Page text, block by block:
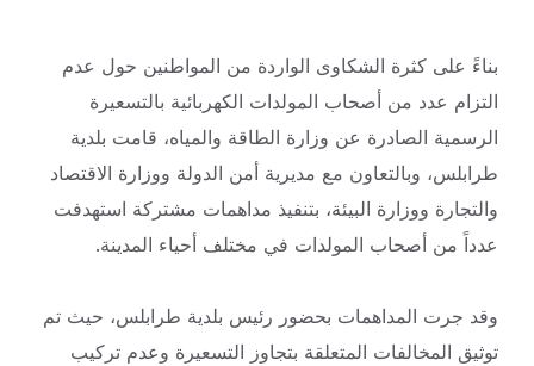
بناءً على كثرة الشكاوى الواردة من المواطنين حول عدم
التزام عدد من أصحاب المولدات الكهربائية بالتسعيرة
الرسمية الصادرة عن وزارة الطاقة والمياه، قامت بلدية
طرابلس، وبالتعاون مع مديرية أمن الدولة ووزارة الاقتصاد
والتجارة ووزارة البيئة، بتنفيذ مداهمات مشتركة استهدفت
عدداً من أصحاب المولدات في مختلف أحياء المدينة.
وقد جرت المداهمات بحضور رئيس بلدية طرابلس، حيث تم
توثيق المخالفات المتعلقة بتجاوز التسعيرة وعدم تركيب